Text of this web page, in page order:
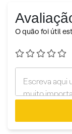
O quão foi útil